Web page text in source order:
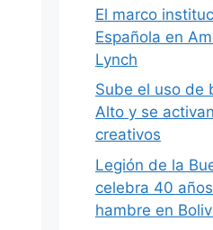
El marco
Española en
Lynch
Sube el uso de
Alto y se
creativos
Legión de la
celebra 40
hambre en